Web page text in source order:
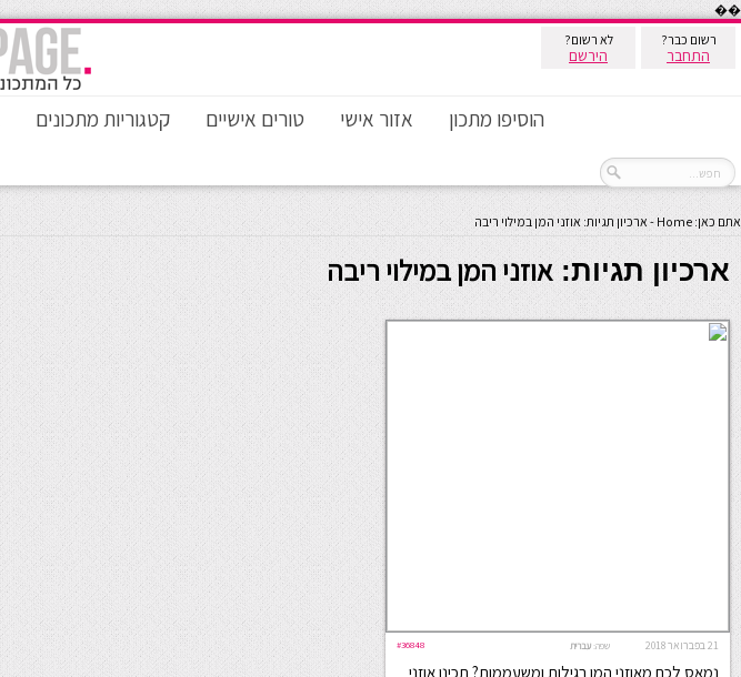
��
רשום כבר?
התחבר
לא רשום?
הירשם
הוסיפו מתכון אזור אישי טורים אישיים קטגוריות מתכונים
אתם כאן: Home
- ארכיון תגיות: אוזני המן במילוי ריבה
ארכיון תגיות:אוזני המן במילוי ריבה
21 בפברואר 2018 #36848 שפה: עברית
נמאס לכם מאוזני המן רגילות ומשעממות? תכינו אוזני